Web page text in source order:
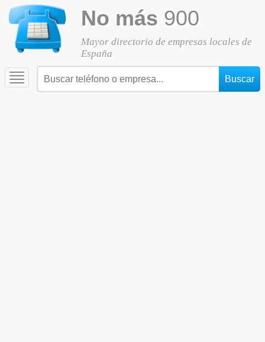
No más 900
Mayor directorio de empresas locales de
España
Toggle
navigation